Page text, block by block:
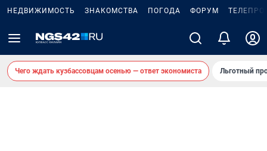
НЕДВИЖИМОСТЬ ЗНАКОМСТВА ПОГОДА ФОРУМ
Чего ждать кузбассовцам осенью — ответ экономиста Льготный